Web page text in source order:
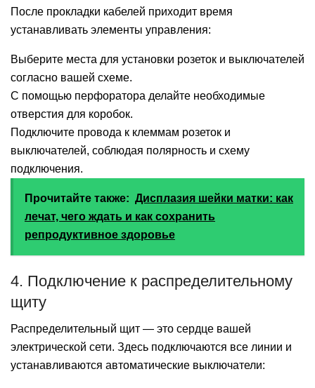
После прокладки кабелей приходит время
устанавливать элементы управления:
Выберите места для установки розеток и выключателей
согласно вашей схеме.
С помощью перфоратора делайте необходимые
отверстия для коробок.
Подключите провода к клеммам розеток и
выключателей, соблюдая полярность и схему
подключения.
Прочитайте также: Дисплазия шейки матки: как
лечат, чего ждать и как сохранить
репродуктивное здоровье
4. Подключение к распределительному
щиту
Распределительный щит — это сердце вашей
электрической сети. Здесь подключаются все линии и
устанавливаются автоматические выключатели: